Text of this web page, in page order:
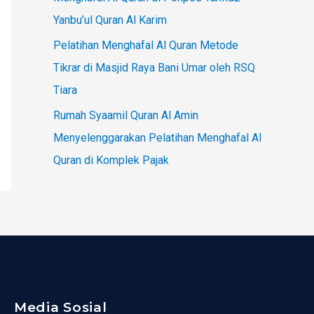
Yanbu’ul Quran Al Karim
Pelatihan Menghafal Al Quran Metode
Tikrar di Masjid Raya Bani Umar oleh RSQ
Tiara
Rumah Syaamil Quran Al Amin
Menyelenggarakan Pelatihan Menghafal Al
Quran di Komplek Pajak
Media Sosial